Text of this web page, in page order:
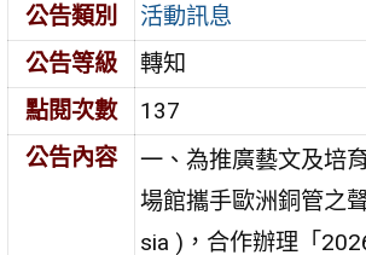
公告類別
活動訊息
公告等級
轉知
點閱次數
137
公告內容
一、為推廣藝文及培
場館攜手歐洲銅管之
sia )，合作辦理「